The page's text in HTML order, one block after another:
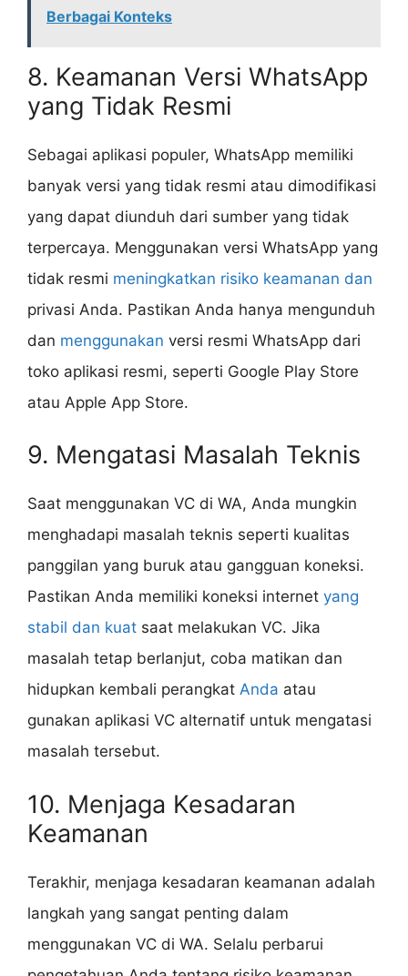
Berbagai Konteks
8. Keamanan Versi WhatsApp
yang Tidak Resmi
Sebagai aplikasi populer, WhatsApp memiliki
banyak versi yang tidak resmi atau dimodifikasi
yang dapat diunduh dari sumber yang tidak
terpercaya. Menggunakan versi WhatsApp yang
tidak resmi meningkatkan risiko keamanan dan
privasi Anda. Pastikan Anda hanya mengunduh
dan menggunakan versi resmi WhatsApp dari
toko aplikasi resmi, seperti Google Play Store
atau Apple App Store.
9. Mengatasi Masalah Teknis
Saat menggunakan VC di WA, Anda mungkin
menghadapi masalah teknis seperti kualitas
panggilan yang buruk atau gangguan koneksi.
Pastikan Anda memiliki koneksi internet yang
stabil dan kuat saat melakukan VC. Jika
masalah tetap berlanjut, coba matikan dan
hidupkan kembali perangkat Anda atau
gunakan aplikasi VC alternatif untuk mengatasi
masalah tersebut.
10. Menjaga Kesadaran
Keamanan
Terakhir, menjaga kesadaran keamanan adalah
langkah yang sangat penting dalam
menggunakan VC di WA. Selalu perbarui